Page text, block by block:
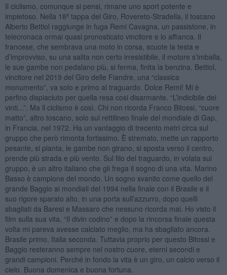
Il ciclismo, comunque si pensi, rimane uno sport potente e
impietoso. Nella 18ª tappa del Giro, Rovereto-Stradella, il toscano
Alberto Bettiol raggiunge in fuga Remi Cavagna, un passistone, in
telecronaca ormai quasi pronosticato vincitore e lo affianca. Il
francese, che sembrava una moto in corsa, scuote la testa e
d’improvviso, su una salita non certo irresistibile, il motore s’imballa,
le sue gambe non pedalano più, si ferma, finita la benzina. Bettiol,
vincitore nel 2019 del Giro delle Fiandre, una “classica
monumento”, va solo e primo al traguardo. Dolce Remi! Mi è
perfino dispiaciuto per quella resa cosi disarmante. “L’indicibile dei
vinti...”. Ma il ciclismo è così. Chi non ricorda Franco Bitossi, “cuore
matto”, altro toscano, solo sul rettilineo finale del mondiale di Gap,
in Francia, nel 1972. Ha un vantaggio di trecento metri circa sul
gruppo che però rimonta fortissimo. È stremato, mette un rapporto
pesante, si pianta, le gambe non girano, si sposta verso il centro,
prende più strada e più vento. Sul filo del traguardo, in volata sul
gruppo, è un altro italiano che gli frega il sogno di una vita. Marino
Basso è campione del mondo. Un sogno svanito come quello del
grande Baggio ai mondiali del 1994 nella finale con il Brasile e il
suo rigore sparato alto, in una porta sull’azzurro, dopo quelli
sbagliati da Baresi e Massaro che nessuno ricorda mai. Ho visto il
film sulla sua vita, “Il divin codino” e dopo la rincorsa finale questa
volta mi pareva avesse calciato meglio, ma ha sbagliato ancora.
Brasile primo, Italia seconda. Tuttavia proprio per questo Bitossi e
Baggio resteranno sempre nel nostro cuore, eterni secondi e
grandi campioni. Perché in fondo la vita è un giro, un calcio verso il
cielo. Buona domenica e buona fortuna.